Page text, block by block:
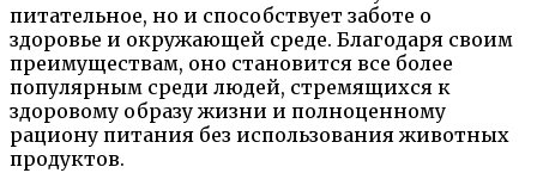
питательное, но и способствует заботе о
здоровье и окружающей среде. Благодаря своим
преимуществам, оно становится все более
популярным среди людей, стремящихся к
здоровому образу жизни и полноценному
рациону питания без использования животных
продуктов.